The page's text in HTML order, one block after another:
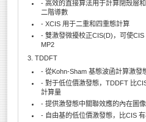
- 高效的直接算法用于計算閉殼層
二階導數
- XCIS 用于二重和四重態計算
- 雙激發微擾校正CIS(D)，可使
MP2
3. TDDFT
- 從Kohn-Sham 基態波函計算激發
- 對于低位價激發態，TDDFT 比
計算量
- 提供激發態中關聯效應的內在圖像
- 自由基的低位價激發態，比CIS